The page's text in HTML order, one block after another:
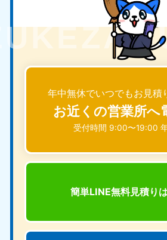
年中無休でいつでもお見積
お近くの営業所へ
受付時間 9:00〜19:00
簡単LINE無料見積り